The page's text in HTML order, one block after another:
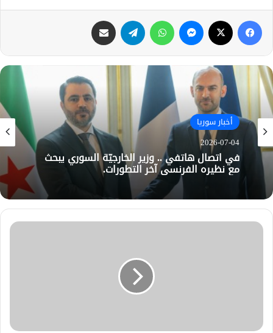
فيسبوك ماسنجر واتساب تيلقرام
أخبار سوريا
2026-07-04
في اتصال هاتفي .. وزير الخارجيّة السوري يبحث
مع نظيره الفرنسي آخر التطورات.